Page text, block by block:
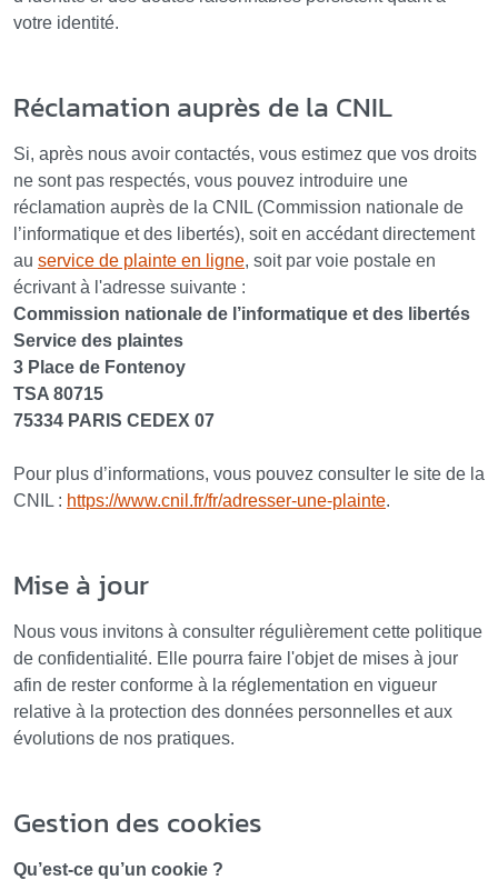
votre identité.
Réclamation auprès de la CNIL
Si, après nous avoir contactés, vous estimez que vos droits
ne sont pas respectés, vous pouvez introduire une
réclamation auprès de la CNIL (Commission nationale de
l’informatique et des libertés), soit en accédant directement
au service de plainte en ligne, soit par voie postale en
écrivant à l'adresse suivante :
Commission nationale de l’informatique et des libertés
Service des plaintes
3 Place de Fontenoy
TSA 80715
75334 PARIS CEDEX 07
Pour plus d’informations, vous pouvez consulter le site de la
CNIL : https://www.cnil.fr/fr/adresser-une-plainte.
Mise à jour
Nous vous invitons à consulter régulièrement cette politique
de confidentialité. Elle pourra faire l'objet de mises à jour
afin de rester conforme à la réglementation en vigueur
relative à la protection des données personnelles et aux
évolutions de nos pratiques.
Gestion des cookies
Qu’est-ce qu’un cookie ?